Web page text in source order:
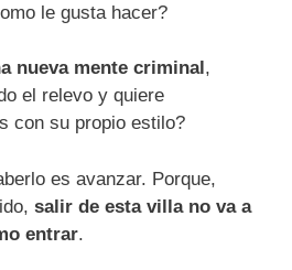
le gusta hacer?
nueva mente criminal,
el relevo y quiere
con su propio estilo?
es avanzar. Porque,
salir de esta villa no va a
entrar.